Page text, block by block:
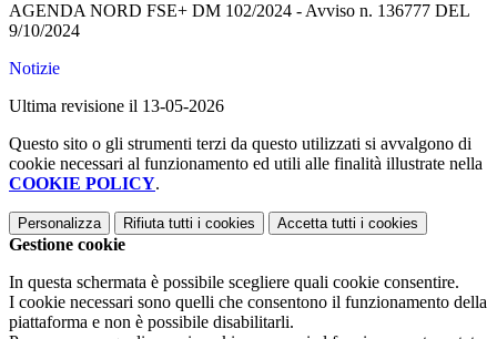
AGENDA NORD FSE+ DM 102/2024 - Avviso n. 136777 DEL
9/10/2024
Notizie
Ultima revisione il 13-05-2026
Questo sito o gli strumenti terzi da questo utilizzati si avvalgono di
cookie necessari al funzionamento ed utili alle finalità illustrate nella
COOKIE POLICY.
Personalizza Rifiuta tutti i cookies Accetta tutti i cookies
Gestione cookie
In questa schermata è possibile scegliere quali cookie consentire.
I cookie necessari sono quelli che consentono il funzionamento della
piattaforma e non è possibile disabilitarli.